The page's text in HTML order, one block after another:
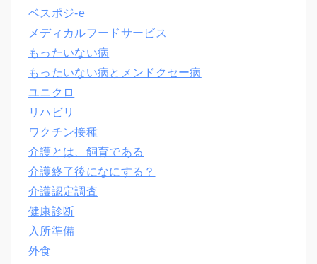
ベスポジ-e
メディカルフードサービス
もったいない病
もったいない病とメンドクセー病
ユニクロ
リハビリ
ワクチン接種
介護とは、飼育である
介護終了後になにする？
介護認定調査
健康診断
入所準備
外食